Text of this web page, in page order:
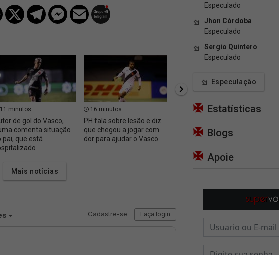
minutos
de gol do Vasco,
comenta situação
pai, que está
16 minutos
PH fala sobre lesão e diz
que chegou a jogar com
dor para ajudar o Vasco
17 minutos
vitória do Vasco contra o
Fluminense; assista 📺
Mais notícias
Especulado
Jhon Córdoba
Especulado
Sergio Quintero
Especulado
Especulação
Estatísticas
Blogs
Apoie